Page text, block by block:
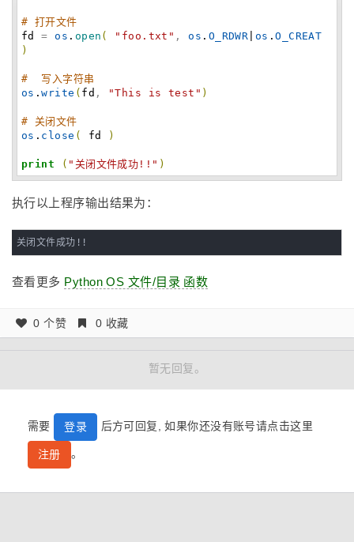
# 打开文件
fd= os . open ( "foo.txt" , os . O_RDWR os .O_CREAT
)
# 写入字符串
os .write ( fd , "This is test" )
# 关闭文件
os . close ( fd )
print ( "关闭文件成功!!" )
执行以上程序输出结果为：
关闭文件成功!!
查看更多 Python OS 文件/目录 函数
0 个赞 0 收藏
暂无回复。
需要 登录 后方可回复, 如果你还没有账号请点击这里
注册 。